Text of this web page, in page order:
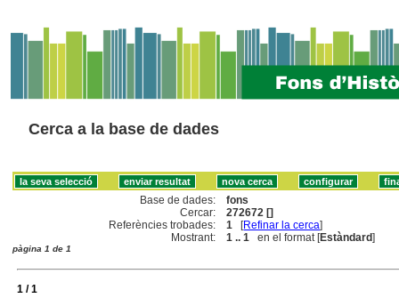
Cerca a la base de dades
Base de dades:
fons
Cercar:
272672 []
Referències trobades:
1 [Refinar la cerca]
Mostrant:
1 .. 1 en el format [Estàndard]
pàgina 1 de 1
1 / 1